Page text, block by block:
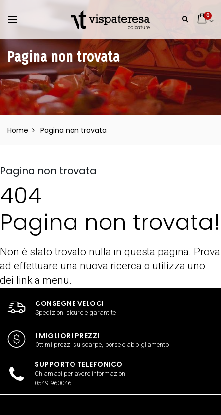
0
Pagina non trovata
Home Pagina non trovata
Pagina non trovata
404
Pagina non trovata!
Non è stato trovato nulla in questa pagina. Prova
ad effettuare una nuova ricerca o utilizza uno
dei link a menu.
CONSEGNE VELOCI
Spedizioni sicure e garantite
I MIGLIORI PREZZI
Ottimi prezzi su scarpe, borse e abbigliamento
SUPPORTO TELEFONICO
Chiamaci per avere informazioni
0549 960046